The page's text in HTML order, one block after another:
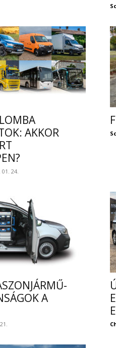
AKKOR
01. 24.
A